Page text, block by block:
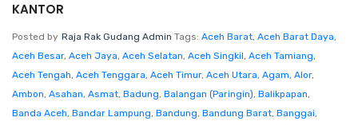
KANTOR
Posted by Raja Rak Gudang Admin Tags: Aceh Barat, Aceh Barat Daya,
Aceh Besar, Aceh Jaya, Aceh Selatan, Aceh Singkil, Aceh Tamiang,
Aceh Tengah, Aceh Tenggara, Aceh Timur, Aceh Utara, Agam, Alor,
Ambon, Asahan, Asmat, Badung, Balangan (Paringin), Balikpapan,
Banda Aceh, Bandar Lampung, Bandung, Bandung Barat, Banggai,